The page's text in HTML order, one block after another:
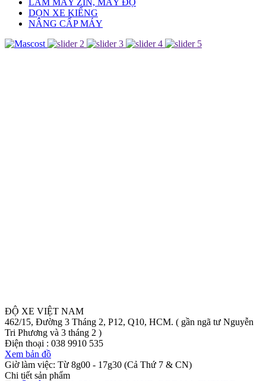
DỌN XE KIỂNG
NÂNG CẤP MÁY
ĐỘ XE VIỆT NAM
462/15, Đường 3 Tháng 2, P12, Q10, HCM. ( gần ngã tư Nguyễn
Tri Phương và 3 tháng 2 )
Điện thoại : 038 9910 535
Xem bản đồ
Giờ làm việc: Từ 8g00 - 17g30 (Cả Thứ 7 & CN)
Chi tiết sản phẩm